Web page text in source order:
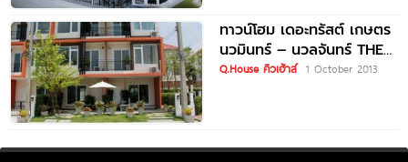
ทาวน์โฮม เดอะทรัสต์ เกษตร
นวมินทร์ – นวลจันทร์ THE
TRUST Townhome
Q.House คิวเฮ้าส์ 1 October 2013